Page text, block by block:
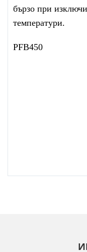
бързо при
температури.
PFB450